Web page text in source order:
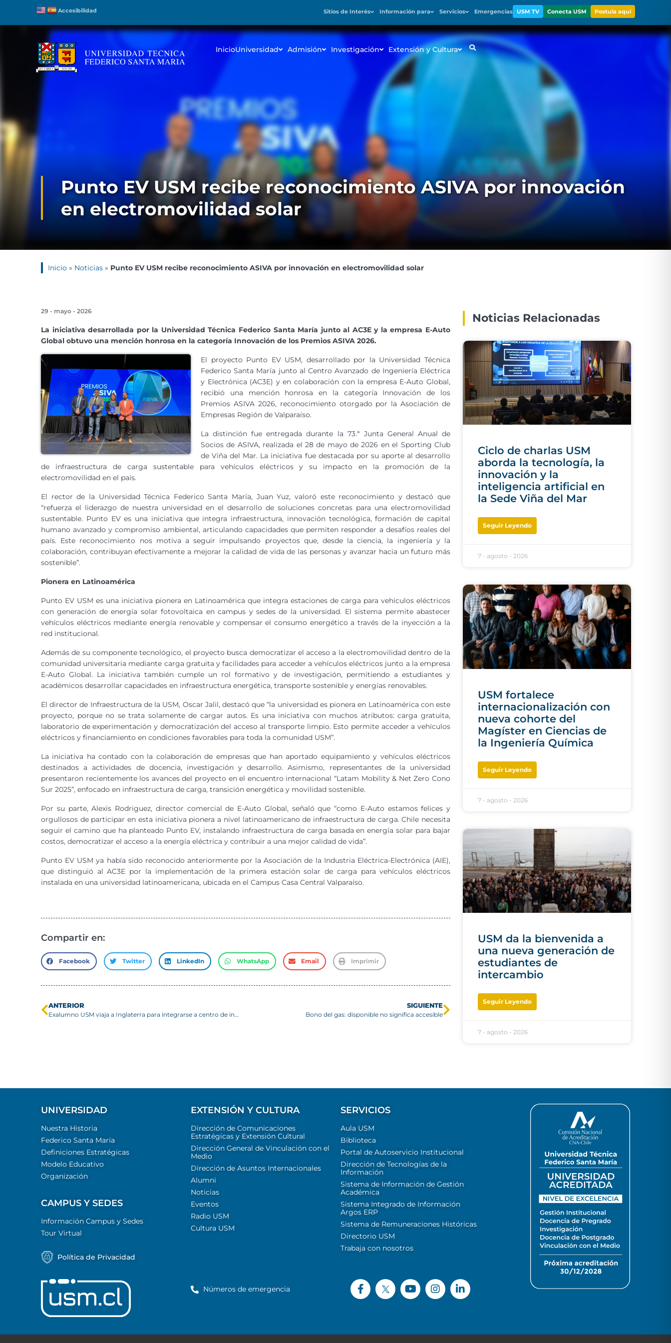
Accesibilidad Sitios de Interés Información para Servicios Emergencias USM TV Conecta USM Postula aquí
InicioUniversidad Admisión Investigación Extensión y Cultura
Punto EV USM recibe reconocimiento ASIVA por innovación
en electromovilidad solar
Inicio » Noticias » Punto EV USM recibe reconocimiento ASIVA por innovación en electromovilidad solar
29 - mayo - 2026
La iniciativa desarrollada por la Universidad Técnica Federico Santa María junto al AC3E y la empresa E-Auto
Global obtuvo una mención honrosa en la categoría Innovación de los Premios ASIVA 2026.
El proyecto Punto EV USM, desarrollado por la Universidad Técnica
Federico Santa María junto al Centro Avanzado de Ingeniería Eléctrica
y Electrónica (AC3E) y en colaboración con la empresa E-Auto Global,
recibió una mención honrosa en la categoría Innovación de los
Premios ASIVA 2026, reconocimiento otorgado por la Asociación de
Empresas Región de Valparaíso.
La distinción fue entregada durante la 73.ª Junta General Anual de
Socios de ASIVA, realizada el 28 de mayo de 2026 en el Sporting Club
de Viña del Mar. La iniciativa fue destacada por su aporte al desarrollo
de infraestructura de carga sustentable para vehículos eléctricos y su impacto en la promoción de la
electromovilidad en el país.
El rector de la Universidad Técnica Federico Santa María, Juan Yuz, valoró este reconocimiento y destacó que
“refuerza el liderazgo de nuestra universidad en el desarrollo de soluciones concretas para una electromovilidad
sustentable. Punto EV es una iniciativa que integra infraestructura, innovación tecnológica, formación de capital
humano avanzado y compromiso ambiental, articulando capacidades que permiten responder a desafíos reales del
país. Este reconocimiento nos motiva a seguir impulsando proyectos que, desde la ciencia, la ingeniería y la
colaboración, contribuyan efectivamente a mejorar la calidad de vida de las personas y avanzar hacia un futuro más
sostenible”.
Pionera en Latinoamérica
Punto EV USM es una iniciativa pionera en Latinoamérica que integra estaciones de carga para vehículos eléctricos
con generación de energía solar fotovoltaica en campus y sedes de la universidad. El sistema permite abastecer
vehículos eléctricos mediante energía renovable y compensar el consumo energético a través de la inyección a la
red institucional.
Además de su componente tecnológico, el proyecto busca democratizar el acceso a la electromovilidad dentro de la
comunidad universitaria mediante carga gratuita y facilidades para acceder a vehículos eléctricos junto a la empresa
E-Auto Global. La iniciativa también cumple un rol formativo y de investigación, permitiendo a estudiantes y
académicos desarrollar capacidades en infraestructura energética, transporte sostenible y energías renovables.
El director de Infraestructura de la USM, Oscar Jalil, destacó que “la universidad es pionera en Latinoamérica con este
proyecto, porque no se trata solamente de cargar autos. Es una iniciativa con muchos atributos: carga gratuita,
laboratorio de experimentación y democratización del acceso al transporte limpio. Esto permite acceder a vehículos
eléctricos y financiamiento en condiciones favorables para toda la comunidad USM”.
La iniciativa ha contado con la colaboración de empresas que han aportado equipamiento y vehículos eléctricos
destinados a actividades de docencia, investigación y desarrollo. Asimismo, representantes de la universidad
presentaron recientemente los avances del proyecto en el encuentro internacional “Latam Mobility & Net Zero Cono
Sur 2025”, enfocado en infraestructura de carga, transición energética y movilidad sostenible.
Por su parte, Alexis Rodriguez, director comercial de E-Auto Global, señaló que “como E-Auto estamos felices y
orgullosos de participar en esta iniciativa pionera a nivel latinoamericano de infraestructura de carga. Chile necesita
seguir el camino que ha planteado Punto EV, instalando infraestructura de carga basada en energía solar para bajar
costos, democratizar el acceso a la energía eléctrica y contribuir a una mejor calidad de vida”.
Punto EV USM ya había sido reconocido anteriormente por la Asociación de la Industria Eléctrica-Electrónica (AIE),
que distinguió al AC3E por la implementación de la primera estación solar de carga para vehículos eléctricos
instalada en una universidad latinoamericana, ubicada en el Campus Casa Central Valparaíso.
Compartir en:
Facebook Twitter LinkedIn WhatsApp Email Imprimir
ANTERIOR
Exalumno USM viaja a Inglaterra para integrarse a centro de investigación vinculado al experimento ATLAS del CERN
SIGUIENTE
Bono del gas: disponible no significa accesible
Noticias Relacionadas
Ciclo de charlas USM
aborda la tecnología, la
innovación y la
inteligencia artificial en
la Sede Viña del Mar
Seguir Leyendo
7 - agosto - 2026
USM fortalece
internacionalización con
nueva cohorte del
Magíster en Ciencias de
la Ingeniería Química
Seguir Leyendo
7 - agosto - 2026
USM da la bienvenida a
una nueva generación de
estudiantes de
intercambio
Seguir Leyendo
7 - agosto - 2026
UNIVERSIDAD
Nuestra Historia
Federico Santa María
Definiciones Estratégicas
Modelo Educativo
Organización
CAMPUS Y SEDES
Información Campus y Sedes
Tour Virtual
Política de Privacidad
EXTENSIÓN Y CULTURA
Dirección de Comunicaciones
Estratégicas y Extensión Cultural
Dirección General de Vinculación con el
Medio
Dirección de Asuntos Internacionales
Alumni
Noticias
Eventos
Radio USM
Cultura USM
SERVICIOS
Aula USM
Biblioteca
Portal de Autoservicio Institucional
Dirección de Tecnologías de la
Información
Sistema de Información de Gestión
Académica
Sistema Integrado de Información
Argos ERP
Sistema de Remuneraciones Históricas
Directorio USM
Trabaja con nosotros
Números de emergencia